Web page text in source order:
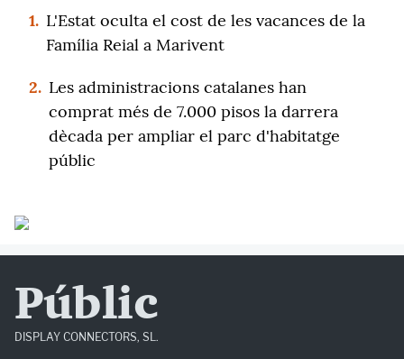
1. L'Estat oculta el cost de les vacances de la
Família Reial a Marivent
2. Les administracions catalanes han
comprat més de 7.000 pisos la darrera
dècada per ampliar el parc d'habitatge
públic
Públic
DISPLAY CONNECTORS, SL.